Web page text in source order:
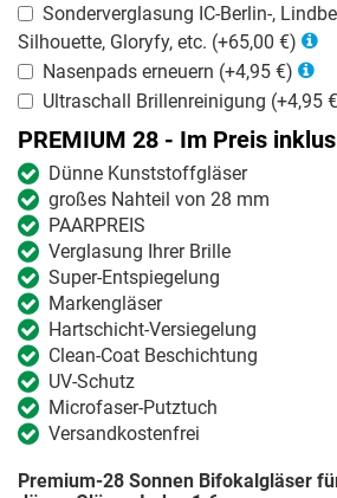
Sonderverglasung IC-Berlin-,
Silhouette, Gloryfy, etc. (+65,00 €)
Nasenpads erneuern (+4,95 €)
Ultraschall Brillenreinigung (+4,95
PREMIUM 28 - Im Preis
Dünne Kunststoffgläser
großes Nahteil von 28 mm
PAARPREIS
Verglasung Ihrer Brille
Super-Entspiegelung
Markengläser
Hartschicht-Versiegelung
Clean-Coat Beschichtung
UV-Schutz
Microfaser-Putztuch
Versandkostenfrei
Premium-28 Sonnen Bifokalgläser